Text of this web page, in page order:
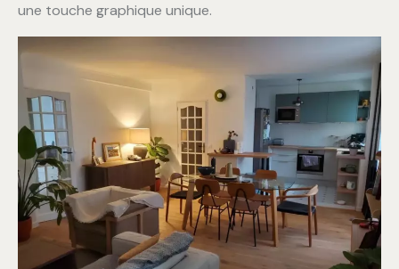
une touche graphique unique.